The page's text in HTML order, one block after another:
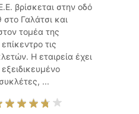
βρίσκεται στην οδό
στο Γαλάτσι και
τομέα της
τις
Η εταιρεία έχει
...